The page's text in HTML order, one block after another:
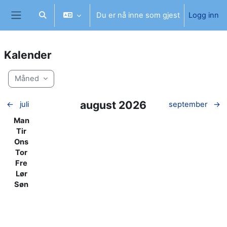
Gå til hovedinnhold
Veksle inndata for søkDu er nå inne som gjest Logg inn
Kalender
Måned
← juli august 2026 september
→
Mandag
Man
Tirsdag
Tir
Onsdag
Ons
Torsdag
Tor
Fredag
Fre
Lørdag
Lør
Søndag
Søn